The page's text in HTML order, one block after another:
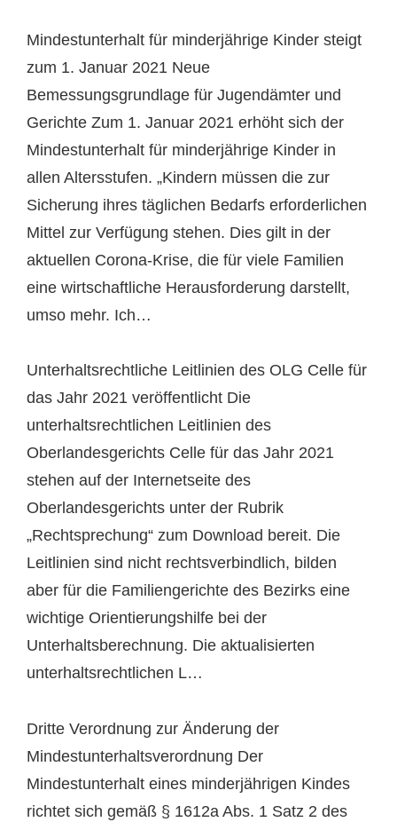
Mindestunterhalt für minderjährige Kinder steigt
zum 1. Januar 2021 Neue
Bemessungsgrundlage für Jugendämter und
Gerichte Zum 1. Januar 2021 erhöht sich der
Mindestunterhalt für minderjährige Kinder in
allen Altersstufen. „Kindern müssen die zur
Sicherung ihres täglichen Bedarfs erforderlichen
Mittel zur Verfügung stehen. Dies gilt in der
aktuellen Corona-Krise, die für viele Familien
eine wirtschaftliche Herausforderung darstellt,
umso mehr. Ich…
Unterhaltsrechtliche Leitlinien des OLG Celle für
das Jahr 2021 veröffentlicht Die
unterhaltsrechtlichen Leitlinien des
Oberlandesgerichts Celle für das Jahr 2021
stehen auf der Internetseite des
Oberlandesgerichts unter der Rubrik
„Rechtsprechung“ zum Download bereit. Die
Leitlinien sind nicht rechtsverbindlich, bilden
aber für die Familiengerichte des Bezirks eine
wichtige Orientierungshilfe bei der
Unterhaltsberechnung. Die aktualisierten
unterhaltsrechtlichen L…
Dritte Verordnung zur Änderung der
Mindestunterhaltsverordnung Der
Mindestunterhalt eines minderjährigen Kindes
richtet sich gemäß § 1612a Abs. 1 Satz 2 des